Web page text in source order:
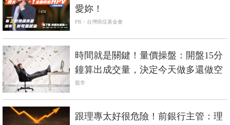
愛妳！
PR・台灣癌症基金會
時間就是關鍵！量價操盤：開盤15分
鐘算出成交量，決定今天做多還做空
股市
跟理專太好很危險！前銀行主管：理